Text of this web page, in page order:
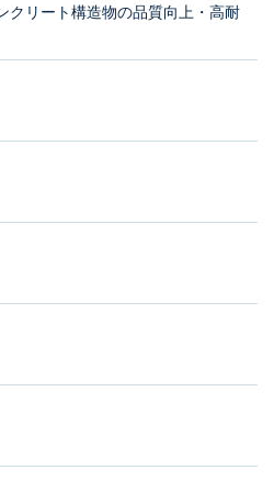
クリート構造物の品質向上・高耐